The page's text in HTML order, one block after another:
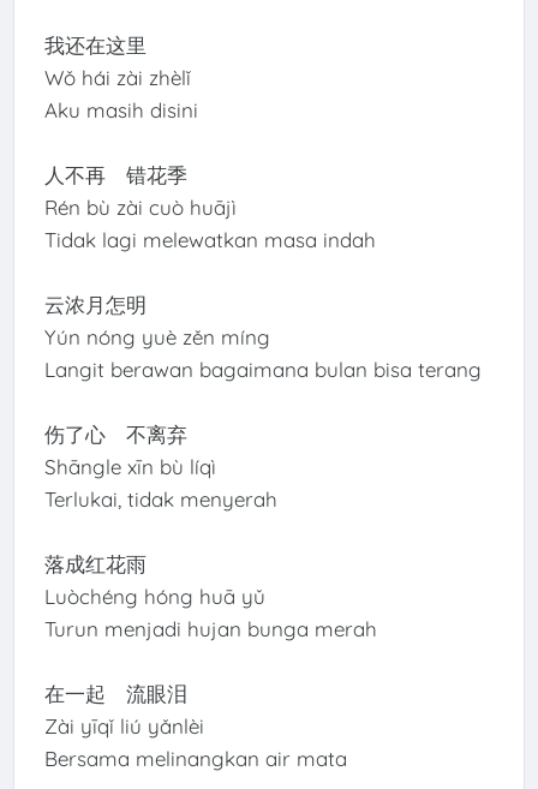
我还在这里
Wǒ hái zài zhèlǐ
Aku masih disini
人不再 错花季
Rén bù zài cuò huājì
Tidak lagi melewatkan masa indah
云浓月怎明
Yún nóng yuè zěn míng
Langit berawan bagaimana bulan bisa terang
伤了心 不离弃
Shāngle xīn bù líqì
Terlukai, tidak menyerah
落成红花雨
Luòchéng hóng huā yǔ
Turun menjadi hujan bunga merah
在一起 流眼泪
Zài yīqǐ liú yǎnlèi
Bersama melinangkan air mata